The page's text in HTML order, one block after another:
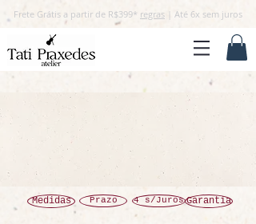
Frete Grátis a partir de R$399* regras | Até 6x sem juros
Medidas Prazo 4 s/Juros Garantia